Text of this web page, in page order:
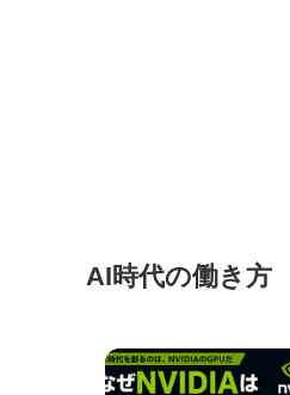
AI時代の働き方